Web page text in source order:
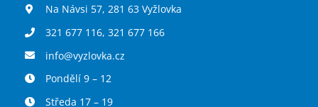
Na Návsi 57, 281 63 Vyžlovka
321 677 116, 321 677 166
info@vyzlovka.cz
Pondělí 9 – 12
Středa 17 – 19